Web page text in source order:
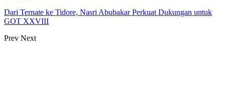
Dari Ternate ke Tidore, Nasri Abubakar Perkuat Dukungan untuk
GOT XXVIII
Prev Next